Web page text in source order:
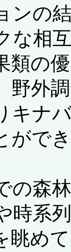
ンの
な相
類の
野外
キナ
がで
の森
時系
眺め